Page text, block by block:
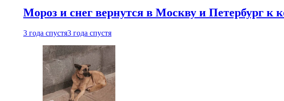
Мороз и снег вернутся в Москву и Петербург к
3 года спустя3 года спустя